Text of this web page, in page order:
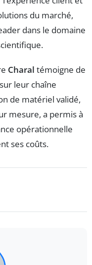
du marché,
dans le domaine
Charal témoigne de
leur chaîne
de matériel validé,
mesure, a permis à
opérationnelle
ses coûts.